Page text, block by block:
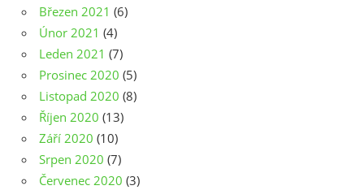
Březen 2021 (6)
Únor 2021 (4)
Leden 2021 (7)
Prosinec 2020 (5)
Listopad 2020 (8)
Říjen 2020 (13)
Září 2020 (10)
Srpen 2020 (7)
Červenec 2020 (3)